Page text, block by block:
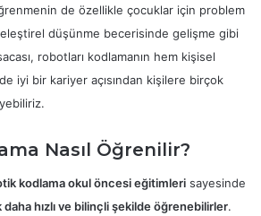
de özellikle çocuklar için problem
düşünme becerisinde gelişme gibi
robotları kodlamanın hem kişisel
iyi bir kariyer açısından kişilere birçok
Nasıl Öğrenilir?
kodlama okul öncesi eğitimleri sayesinde
daha hızlı ve bilinçli şekilde öğrenebilirler.